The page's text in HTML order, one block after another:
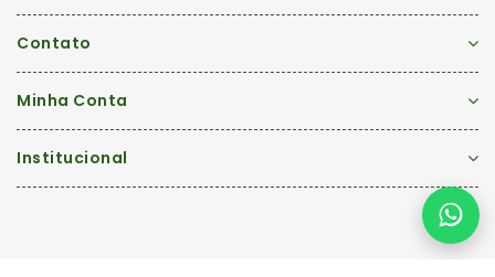
Contato
Minha Conta
Institucional